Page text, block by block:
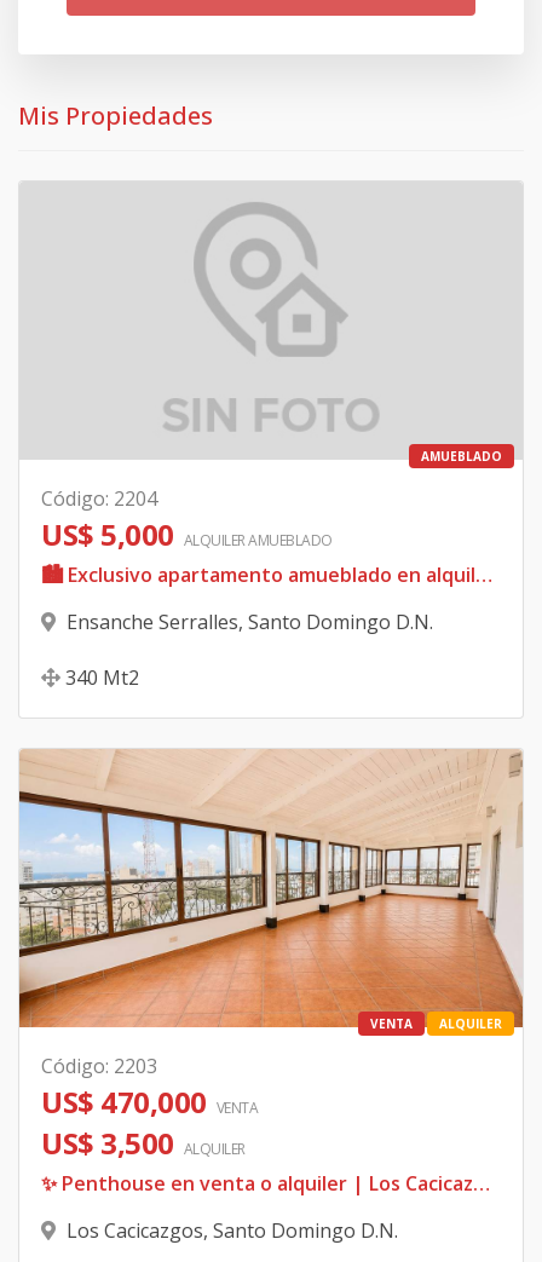
Mis Propiedades
AMUEBLADO
Código: 2204
US$ 5,000 ALQUILERAMUEBLADO
🏙️ Exclusivo apartamento amueblado en alquiler Torre Sonora | Serrallés
Ensanche Serralles, Santo Domingo D.N.
340 Mt2
VENTA ALQUILER
Código: 2203
US$ 470,000 VENTA
US$ 3,500 ALQUILER
✨ Penthouse en venta o alquiler | Los Cacicazgos 🌊
Los Cacicazgos, Santo Domingo D.N.